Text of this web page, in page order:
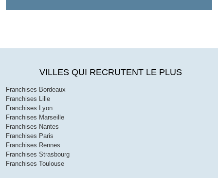
VILLES QUI RECRUTENT LE PLUS
Franchises Bordeaux
Franchises Lille
Franchises Lyon
Franchises Marseille
Franchises Nantes
Franchises Paris
Franchises Rennes
Franchises Strasbourg
Franchises Toulouse